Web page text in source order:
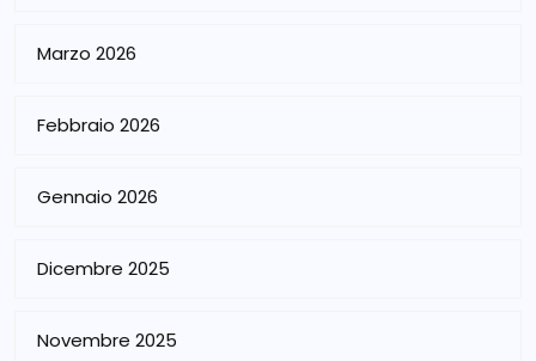
Marzo 2026
Febbraio 2026
Gennaio 2026
Dicembre 2025
Novembre 2025